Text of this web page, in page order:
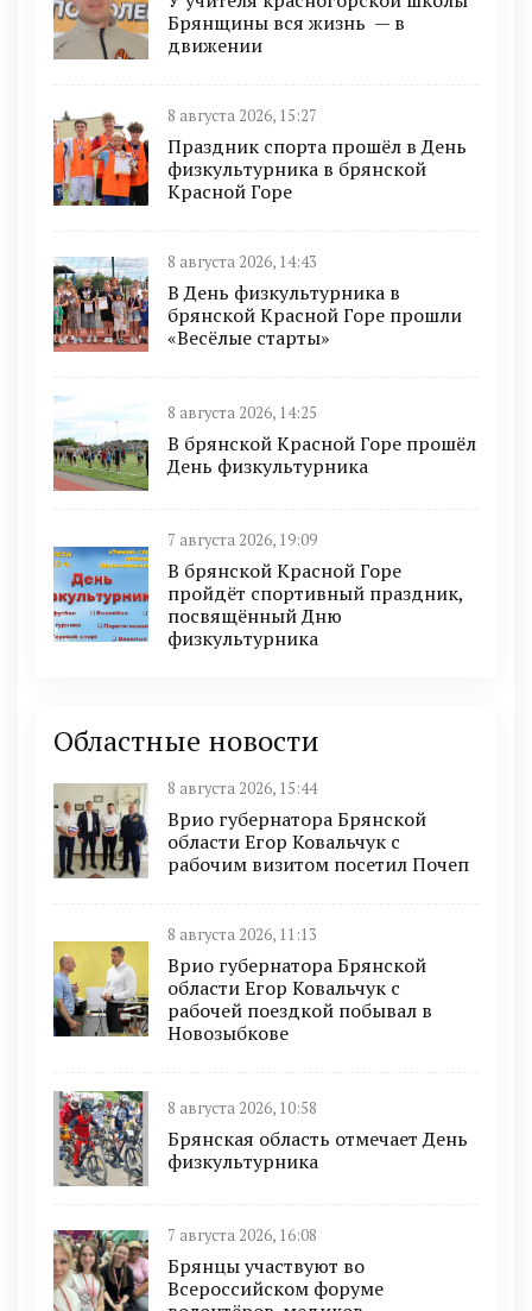
Брянщины вся жизнь — в
движении
8 августа 2026, 15:27
Праздник спорта прошёл в День
физкультурника в брянской
Красной Горе
8 августа 2026, 14:43
В День физкультурника в
брянской Красной Горе прошли
«Весёлые старты»
8 августа 2026, 14:25
В брянской Красной Горе прошёл
День физкультурника
7 августа 2026, 19:09
В брянской Красной Горе
пройдёт спортивный праздник,
посвящённый Дню
физкультурника
Областные новости
8 августа 2026, 15:44
Врио губернатора Брянской
области Егор Ковальчук с
рабочим визитом посетил Почеп
8 августа 2026, 11:13
Врио губернатора Брянской
области Егор Ковальчук с
рабочей поездкой побывал в
Новозыбкове
8 августа 2026, 10:58
Брянская область отмечает День
физкультурника
7 августа 2026, 16:08
Брянцы участвуют во
Всероссийском форуме